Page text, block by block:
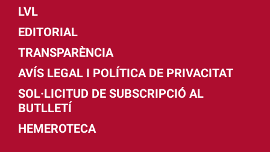
LVL
EDITORIAL
TRANSPARÈNCIA
AVÍS LEGAL I POLÍTICA DE PRIVACITAT
SOL·LICITUD DE SUBSCRIPCIÓ AL
BUTLLETÍ
HEMEROTECA